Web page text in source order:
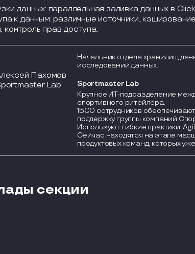
данных: параллельная заливка данных в
к данным: различные источники,
прав доступа.
Пахомов
Lab
Начальник отдела хранилищ
исследований данных.
Sportmaster Lab
Крупное ИТ-подразделение
спортивного ритейлера.
1500 сотрудников
поддержку группы компаний
Используют гибкие практики:
Сейчас находятся на этапе
продуктовых команд, которых
секции